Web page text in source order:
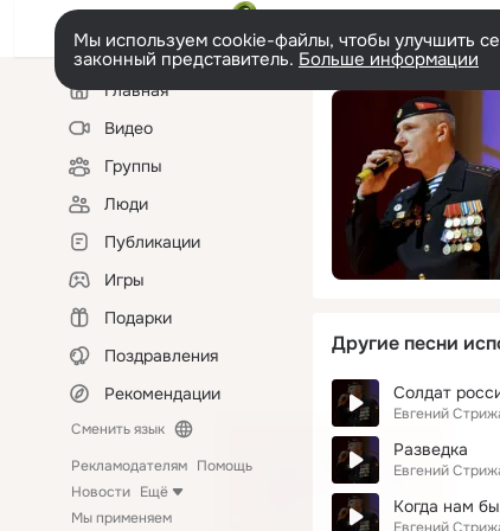
Мы используем cookie-файлы, чтобы улучшить
законный представитель. Больше информации
Левая
колонкаГлавная
Видео
Группы
Люди
Публикации
Игры
Подарки
Поздравления
Рекомендации
Сменить язык
Рекламодателям Помощь
Новости Ещё
Мы применяем
Другие песни
Солдат
Евгений
Разведка
Евгений
Когда нам